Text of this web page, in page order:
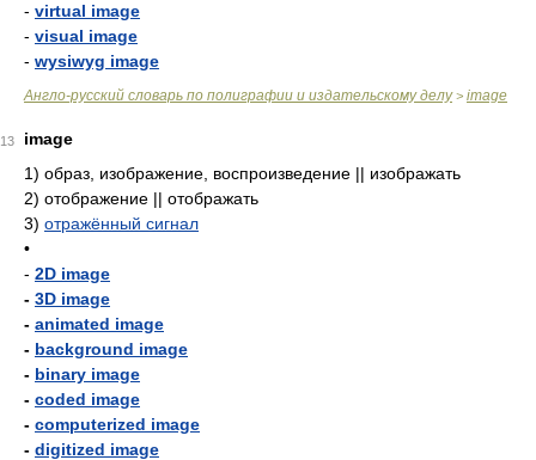
- virtual image
- visual image
- wysiwyg image
Англо-русский словарь по полиграфии и издательскому делу> image
13
image
1) образ, изображение, воспроизведение || изображать
2) отображение || отображать
3) отражённый сигнал
•
- 2D image
- 3D image
- animated image
- background image
- binary image
- coded image
- computerized image
- digitized image